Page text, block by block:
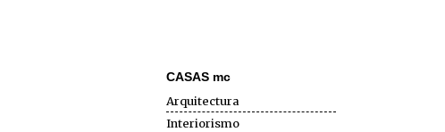
CASAS mc
Arquitectura
Interiorismo